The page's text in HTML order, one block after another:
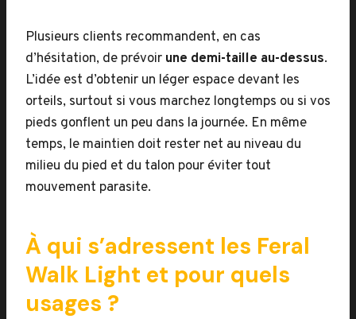
Plusieurs clients recommandent, en cas
d’hésitation, de prévoir une demi-taille au-dessus.
L’idée est d’obtenir un léger espace devant les
orteils, surtout si vous marchez longtemps ou si vos
pieds gonflent un peu dans la journée. En même
temps, le maintien doit rester net au niveau du
milieu du pied et du talon pour éviter tout
mouvement parasite.
À qui s’adressent les Feral
Walk Light et pour quels
usages ?